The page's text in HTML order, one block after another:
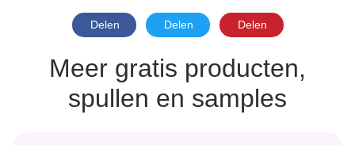
Delen Delen Delen
Meer gratis producten,
spullen en samples